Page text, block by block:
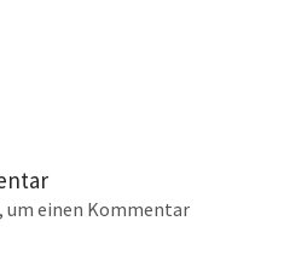
um einen Kommentar